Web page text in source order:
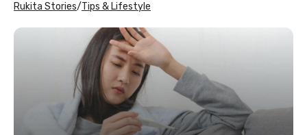
Rukita Stories/Tips & Lifestyle